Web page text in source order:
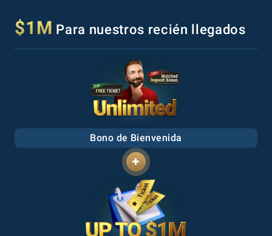
$1M Para nuestros recién llegados
Bono de Bienvenida